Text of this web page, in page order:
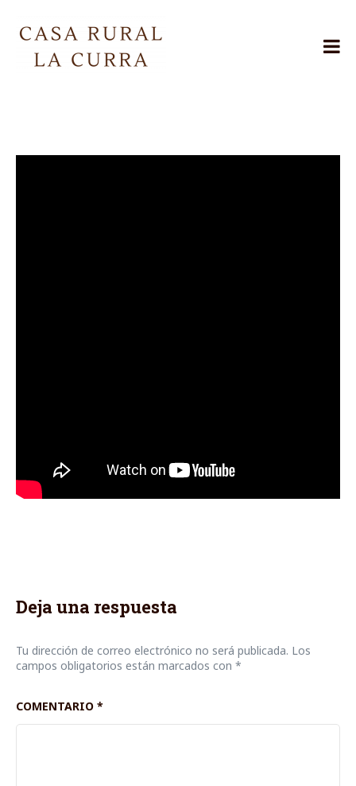
content
Casa
Rural
Deja una respuesta
Tu dirección de correo electrónico no será publicada. Los
campos obligatorios están marcados con *
COMENTARIO *